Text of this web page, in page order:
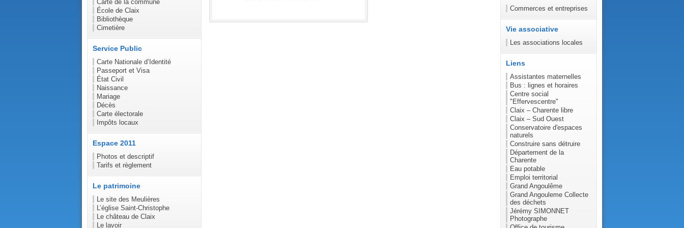
Carte de la commune
École de Claix
Bibliothèque
Cimetière
Service Public
Carte Nationale d’Identité
Passeport et Visa
État Civil
Naissance
Mariage
Décès
Carte électorale
Impôts locaux
Espace 2011
Photos et descriptif
Tarifs et règlement
Le patrimoine
Le site des Meulières
L’église Saint-Christophe
Le château de Claix
Le lavoir
Commerces et entreprises
Vie associative
Les associations locales
Liens
Assistantes maternelles
Bus : lignes et horaires
Centre social
"Effervescentre"
Claix – Charente libre
Claix – Sud Ouest
Conservatoire d'espaces
naturels
Construire sans détruire
Département de la
Charente
Eau potable
Emploi territorial
Grand Angoulême
Grand Angouleme Collecte
des déchets
Jérémy SIMONNET
Photographe